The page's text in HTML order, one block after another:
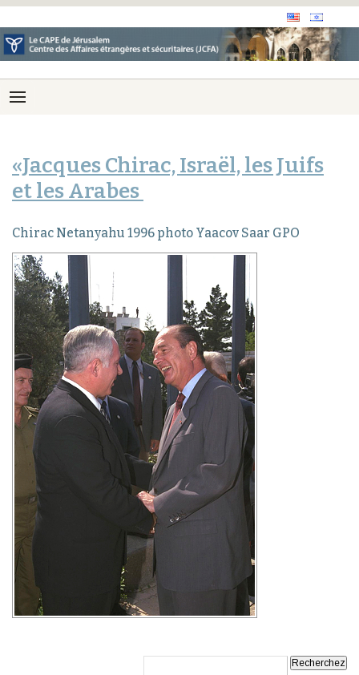
«Jacques Chirac, Israël, les Juifs
et les Arabes
Chirac Netanyahu 1996 photo Yaacov Saar GPO